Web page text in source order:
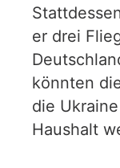
er drei
könnten
die
Haushalt